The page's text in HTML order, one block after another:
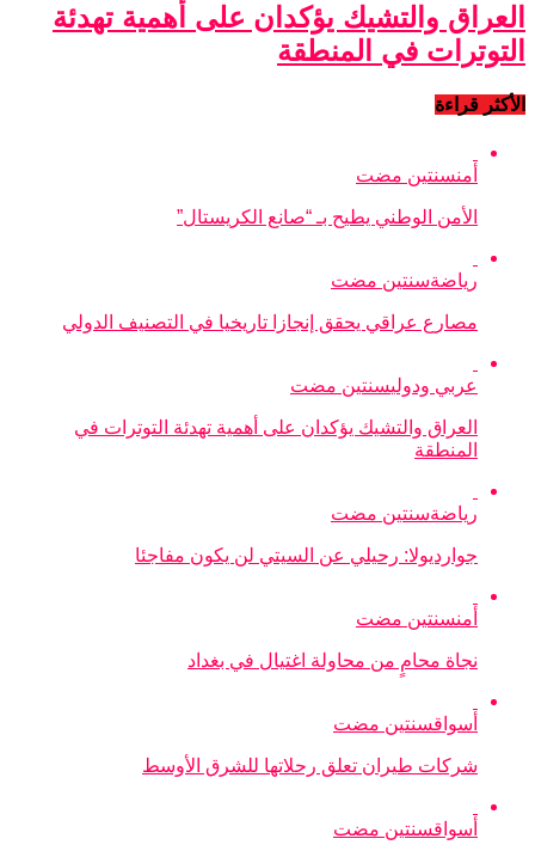
العراق والتشيك يؤكدان على أهمية تهدئة
التوترات في المنطقة
الأكثر قراءة
أمنسنتين مضت
الأمن الوطني يطيح بـ “صانع الكريستال”
رياضةسنتين مضت
مصارع عراقي يحقق إنجازا تاريخيا في التصنيف الدولي
عربي ودوليسنتين مضت
العراق والتشيك يؤكدان على أهمية تهدئة التوترات في
المنطقة
رياضةسنتين مضت
جوارديولا: رحيلي عن السيتي لن يكون مفاجئا
أمنسنتين مضت
نجاة محامٍ من محاولة اغتيال في بغداد
أسواقسنتين مضت
شركات طيران تعلق رحلاتها للشرق الأوسط
أسواقسنتين مضت